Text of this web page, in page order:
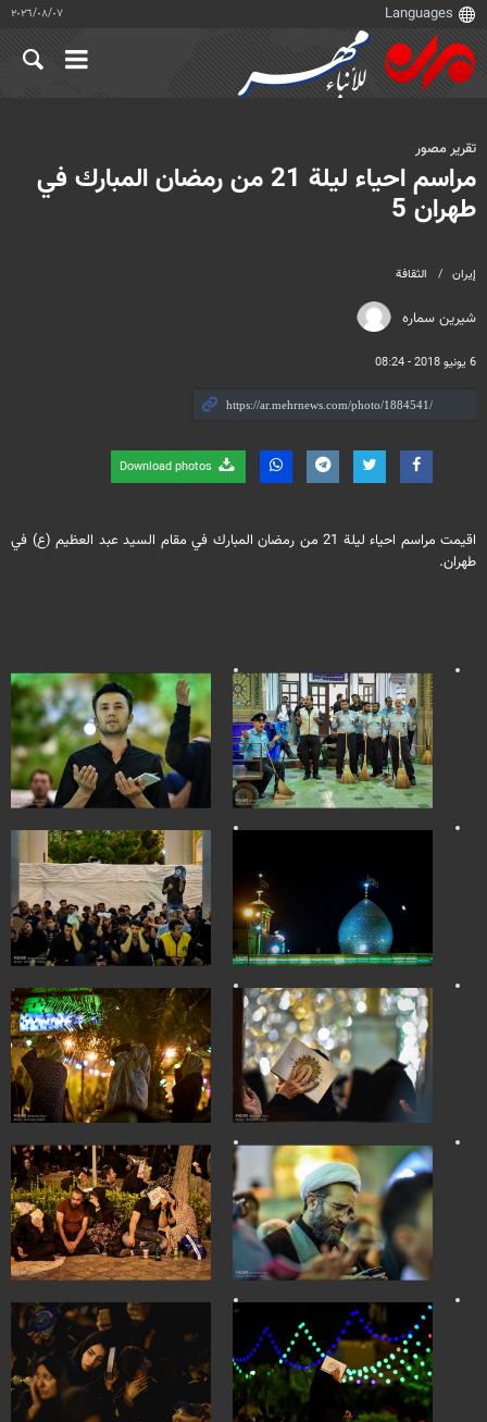
٠٧‏/٠٨‏/٢٠٢٦
إيران الثقافة
شیرین سماره
6 يونيو 2018 - 08:24
تقرير مصور
مراسم احياء ليلة 21 من رمضان المبارك في
طهران 5
اقيمت مراسم احياء ليلة 21 من رمضان المبارك في مقام السيد عبد العظيم (ع) في
طهران.